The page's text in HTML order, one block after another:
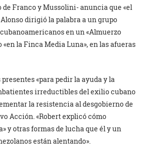
Franco y Mussolini- anuncia que «el
dirigió la palabra a un grupo
en un «Almuerzo
la Finca Media Luna», en las afueras
«para pedir la ayuda y la
irreductibles del exilio cubano
la resistencia al desgobierno de
Acción. «Robert explicó cómo
y otras formas de lucha que él y un
están alentando».